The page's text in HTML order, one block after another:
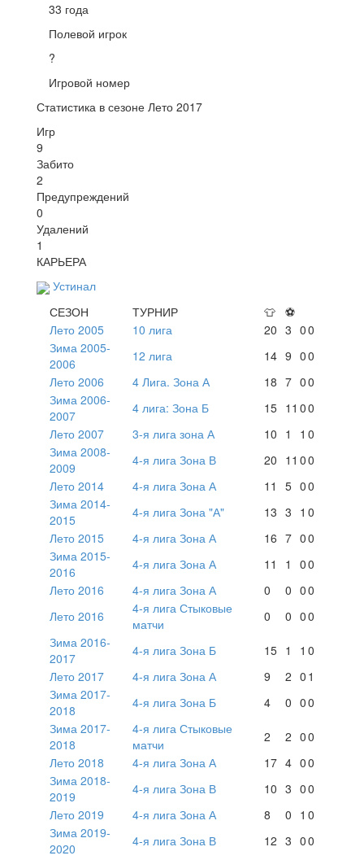
33 года
Полевой игрок
?
Игровой номер
Статистика в сезоне Лето 2017
Игр
9
Забито
2
Предупреждений
0
Удалений
1
КАРЬЕРА
Устинал
СЕЗОН
ТУРНИР 👕 ⚽
Лето 2005
10 лига 20 3 00
Зима 2005-
2006
12 лига 14 9 00
Лето 2006
4 Лига. Зона А 18 7 00
Зима 2006-
2007
4 лига: Зона Б 15 11 00
Лето 2007
3-я лига зона А 10 1 1 0
Зима 2008-
2009
4-я лига Зона В 20 11 00
Лето 2014
4-я лига Зона А 11 5 00
Зима 2014-
2015
4-я лига Зона "А" 13 3 1 0
Лето 2015
4-я лига Зона А 16 7 00
Зима 2015-
2016
4-я лига Зона А 11 1 00
Лето 2016
4-я лига Зона А 0 0 00
Лето 2016
4-я лига Стыковые
матчи
0 0 00
Зима 2016-
2017
4-я лига Зона Б 15 1 1 0
Лето 2017
4-я лига Зона А 9 2 0 1
Зима 2017-
2018
4-я лига Зона Б 4 0 00
Зима 2017-
2018
4-я лига Стыковые
матчи
2 2 00
Лето 2018
4-я лига Зона А 17 4 00
Зима 2018-
2019
4-я лига Зона В 10 3 00
Лето 2019
4-я лига Зона А 8 0 1 0
Зима 2019-
2020
4-я лига Зона В 12 3 00